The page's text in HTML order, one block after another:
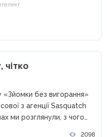
чітко
«Зйомки без вигорання»
з агенції Sasquatch
2098